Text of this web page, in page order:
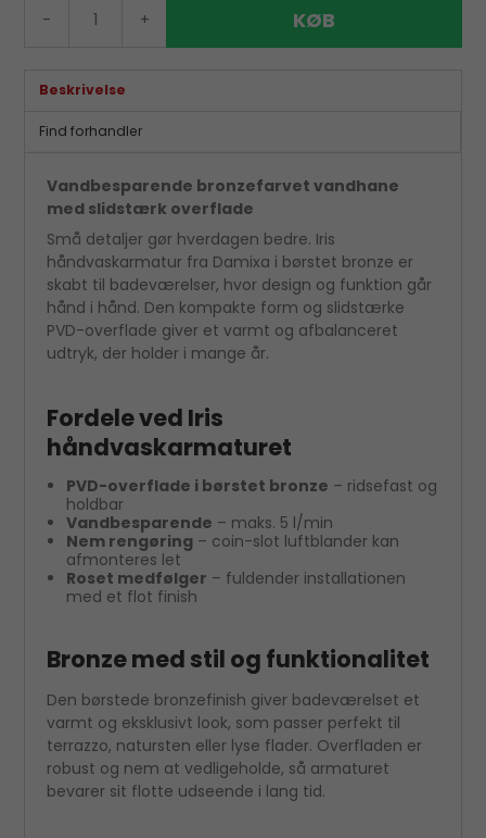
- + KØB
Beskrivelse
Find forhandler
Vandbesparende bronzefarvet vandhane
med slidstærk overflade
Små detaljer gør hverdagen bedre. Iris
håndvaskarmatur fra Damixa i børstet bronze er
skabt til badeværelser, hvor design og funktion går
hånd i hånd. Den kompakte form og slidstærke
PVD-overflade giver et varmt og afbalanceret
udtryk, der holder i mange år.
Fordele ved Iris
håndvaskarmaturet
PVD-overflade i børstet bronze – ridsefast og
holdbar
Vandbesparende – maks. 5 l/min
Nem rengøring– coin-slot luftblander kan
afmonteres let
Roset medfølger – fuldender installationen
med et flot finish
Bronze med stil og funktionalitet
Den børstede bronzefinish giver badeværelset et
varmt og eksklusivt look, som passer perfekt til
terrazzo, natursten eller lyse flader. Overfladen er
robust og nem at vedligeholde, så armaturet
bevarer sit flotte udseende i lang tid.